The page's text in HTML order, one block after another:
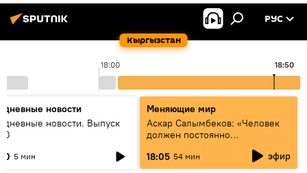
Кыргызстан
РУС
18:00 18:50
новости
новости. Выпуск
5 мин
Меняющие мир
Аскар Салымбеков: «Человек
должен постоянно
18:05 54 мин эфир